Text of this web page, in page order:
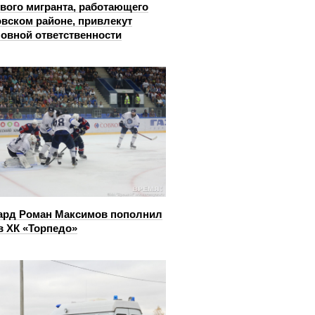
мигранта, работающего
районе, привлекут
ответственности
Роман Максимов пополнил
ХК «Торпедо»